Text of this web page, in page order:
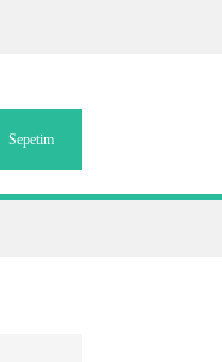
Sepetim